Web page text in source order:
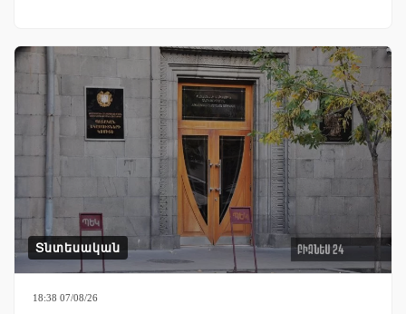
Տնտեսական
18:38 07/08/26